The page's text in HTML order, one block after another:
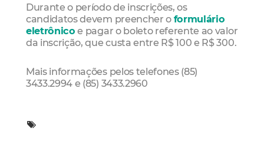
Durante o período de inscrições, os
candidatos devem preencher o formulário
eletrônico e pagar o boleto referente ao valor
da inscrição, que custa entre R$ 100 e R$ 300.
Mais informações pelos telefones (85)
3433.2994 e (85) 3433.2960